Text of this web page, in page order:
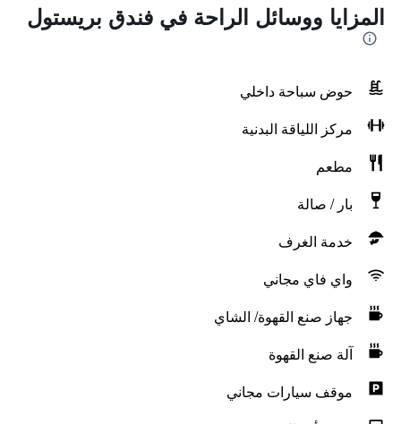
المزايا ووسائل الراحة في فندق بريستول
حوض سباحة داخلي
مركز اللياقة البدنية
مطعم
بار / صالة
خدمة الغرف
واي فاي مجاني
جهاز صنع القهوة/ الشاي
آلة صنع القهوة
موقف سيارات مجاني